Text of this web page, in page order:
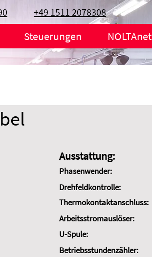
Steuerungen NOLTAnet
+49 1511 2078308
Ausstattung:
Phasenwender:
Drehfeldkontrolle:
Thermokontaktanschluss:
Arbeitsstromauslöser:
U-Spule:
Betriebsstundenzähler: